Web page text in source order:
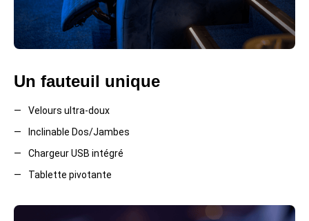
Un fauteuil unique
Velours ultra-doux
Inclinable Dos/Jambes
Chargeur USB intégré
Tablette pivotante